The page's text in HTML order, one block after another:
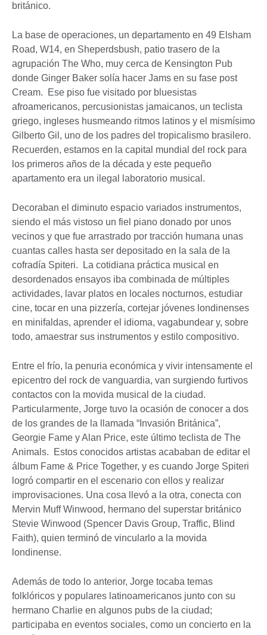
británico.
La base de operaciones, un departamento en 49 Elsham
Road, W14, en Sheperdsbush, patio trasero de la
agrupación The Who, muy cerca de Kensington Pub
donde Ginger Baker solía hacer Jams en su fase post
Cream. Ese piso fue visitado por bluesistas
afroamericanos, percusionistas jamaicanos, un teclista
griego, ingleses husmeando ritmos latinos y el mismísimo
Gilberto Gil, uno de los padres del tropicalismo brasilero.
Recuerden, estamos en la capital mundial del rock para
los primeros años de la década y este pequeño
apartamento era un ilegal laboratorio musical.
Decoraban el diminuto espacio variados instrumentos,
siendo el más vistoso un fiel piano donado por unos
vecinos y que fue arrastrado por tracción humana unas
cuantas calles hasta ser depositado en la sala de la
cofradía Spiteri. La cotidiana práctica musical en
desordenados ensayos iba combinada de múltiples
actividades, lavar platos en locales nocturnos, estudiar
cine, tocar en una pizzería, cortejar jóvenes londinenses
en minifaldas, aprender el idioma, vagabundear y, sobre
todo, amaestrar sus instrumentos y estilo compositivo.
Entre el frío, la penuria económica y vivir intensamente el
epicentro del rock de vanguardia, van surgiendo furtivos
contactos con la movida musical de la ciudad.
Particularmente, Jorge tuvo la ocasión de conocer a dos
de los grandes de la llamada “Invasión Británica”,
Georgie Fame y Alan Price, este último teclista de The
Animals. Estos conocidos artistas acababan de editar el
álbum Fame & Price Together, y es cuando Jorge Spiteri
logró compartir en el escenario con ellos y realizar
improvisaciones. Una cosa llevó a la otra, conecta con
Mervin Muff Winwood, hermano del superstar británico
Stevie Winwood (Spencer Davis Group, Traffic, Blind
Faith), quien terminó de vincularlo a la movida
londinense.
Además de todo lo anterior, Jorge tocaba temas
folklóricos y populares latinoamericanos junto con su
hermano Charlie en algunos pubs de la ciudad;
participaba en eventos sociales, como un concierto en la